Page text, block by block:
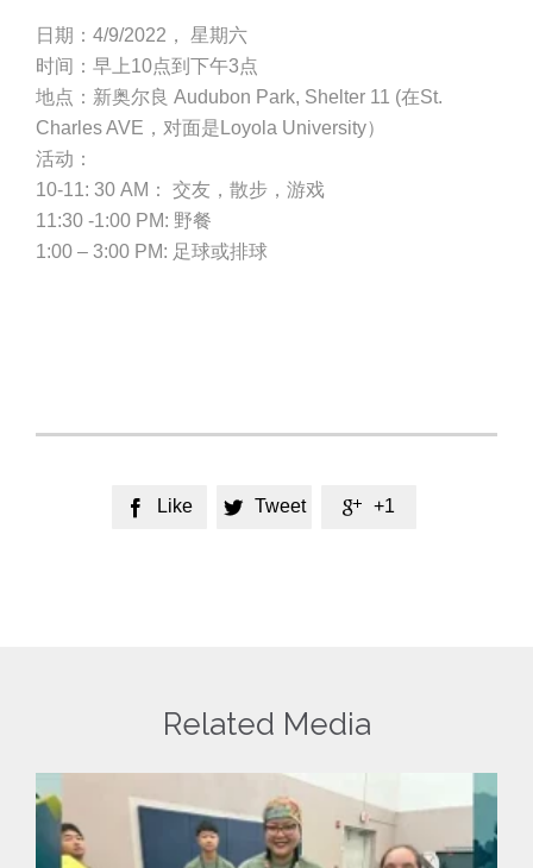
日期：4/9/2022， 星期六
时间：早上10点到下午3点
地点：新奥尔良 Audubon Park, Shelter 11 (在St.
Charles AVE，对面是Loyola University）
活动：
10-11: 30 AM： 交友，散步，游戏
11:30 -1:00 PM: 野餐
1:00 – 3:00 PM: 足球或排球
 Like  Tweet  +1
Related Media